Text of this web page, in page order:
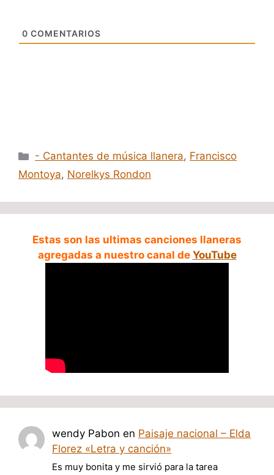
0 COMENTARIOS
Categorías
- Cantantes de música llanera, Francisco
Montoya, Norelkys Rondon
Estas son las ultimas canciones llaneras
agregadas a nuestro canal de YouTube
wendy Pabon en Paisaje nacional – Elda
Florez «Letra y canción»
Es muy bonita y me sirvió para la tarea